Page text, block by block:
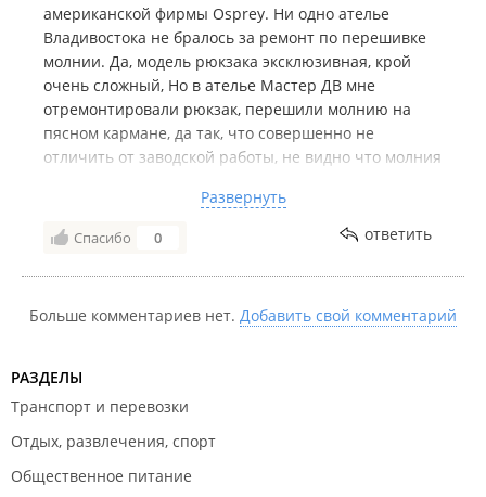
американской фирмы Osprey. Ни одно ателье
Владивостока не бралось за ремонт по перешивке
молнии. Да, модель рюкзака эксклюзивная, крой
очень сложный, Но в ателье Мастер ДВ мне
отремонтировали рюкзак, перешили молнию на
пясном кармане, да так, что совершенно не
отличить от заводской работы, не видно что молния
высшем уровне, и с цветом молнии, и с бегунком -
совпадение один в один! Через пару лет снова
отдал в это же ателье другой рюкзак в ремонт, и
снова результат как со швейной фабрики-
необходимости искать хорошее ателье, вот оно -
!
Недостатки:Нет
Развернуть
Спасибо 0 ответить
Больше комментариев нет. Добавить свой комментарий
РАЗДЕЛЫ
Транспорт и перевозки
Отдых, развлечения, спорт
Общественное питание